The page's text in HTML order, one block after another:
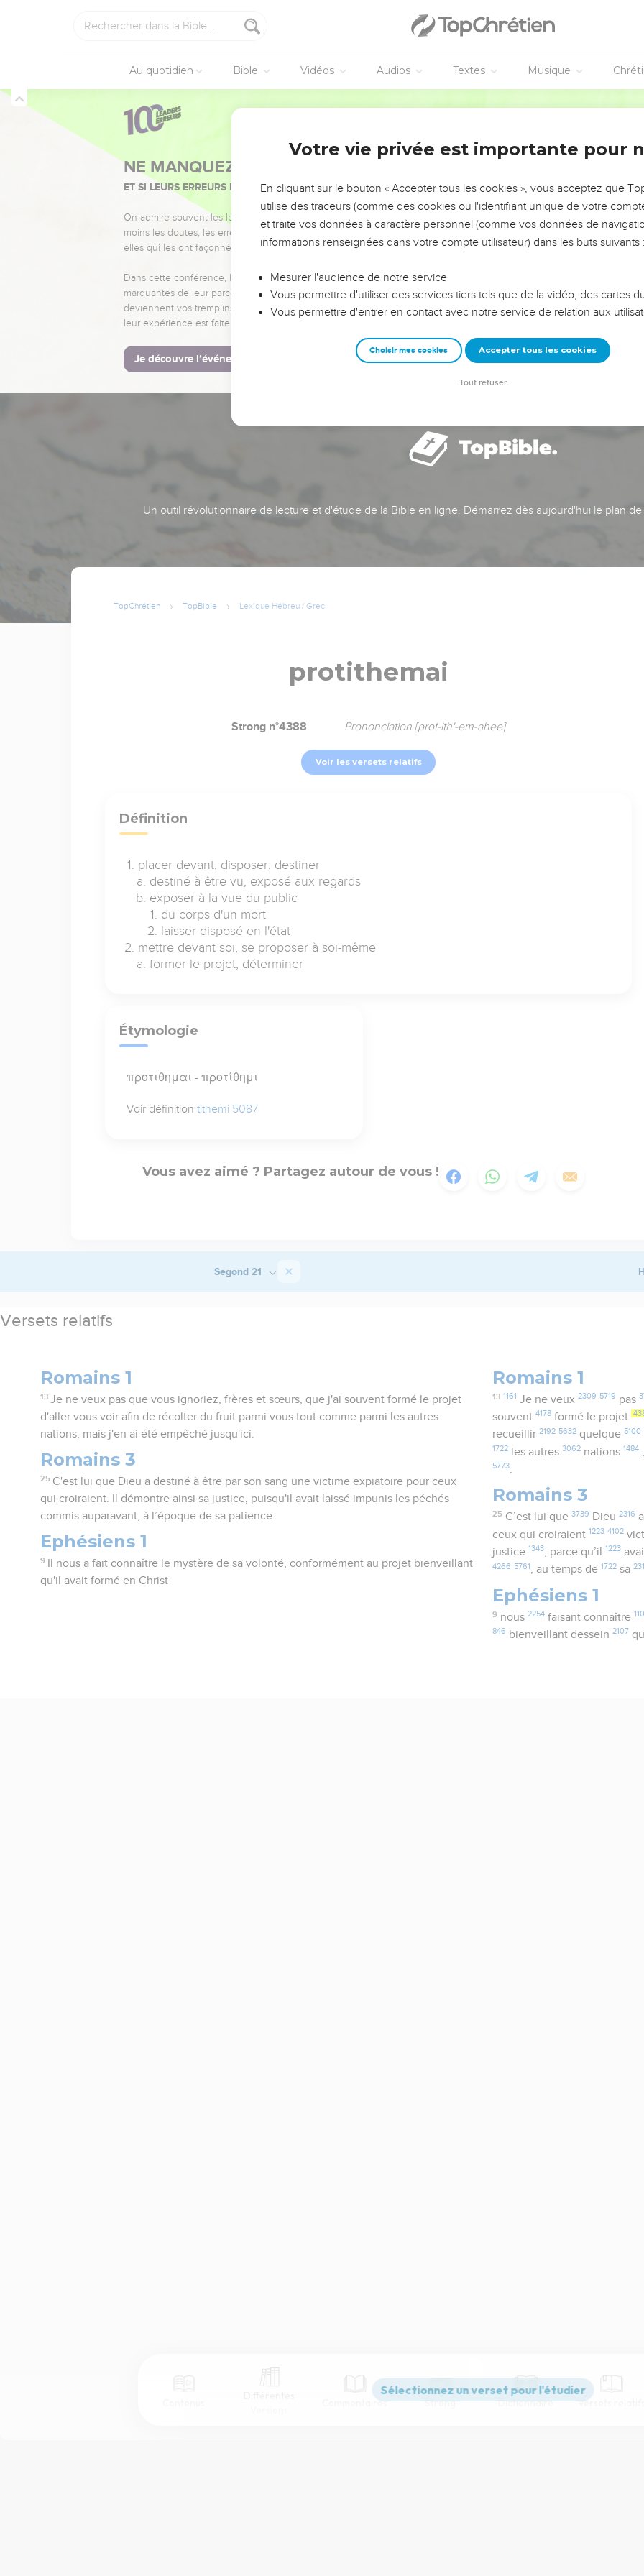
Au quotidien Bible Vidéos Audios Textes Musique
NE MANQUEZ PAS L’ÉVÉNEMENT DE L’ANNÉE !
ET SI LEURS ERREURS POUVAIENT VOUS ÉVITER LES VOTRES ?
On admire souvent les leaders pour leurs réussites, leur impact, leur foi ou leur vision. Mais on voit
moins les doutes, les erreurs et les saisons difficiles qu'ils ont traversés, alors même que ce sont
elles qui les ont façonnés.
Dans cette conférence, leaders, entrepreneurs, et responsables reviennent sur les erreurs
marquantes de leur parcours et les clés pour avancer avec plus de sagesse afin que leurs erreurs
deviennent vos tremplins. Que vous guidiez un ministère, une équipe, un groupe ou une famille,
leur expérience est faite pour vous.
Je découvre l’événement
Un outil révolutionnaire de lecture et d'étude de la Bible en ligne. Démarrez dès aujourd'hui le plan
TopChrétien TopBible Lexique Hébreu / Grec
protithemai
Strong n°4388 Prononciation [prot-ith'-em-ahee]
Voir les versets relatifs
Définition
placer devant, disposer, destiner
destiné à être vu, exposé aux regards
exposer à la vue du public
du corps d'un mort
laisser disposé en l'état
mettre devant soi, se proposer à soi-même
former le projet, déterminer
Étymologie
προτιθημαι - προτίθημι
Voir définition tithemi 5087
Vous avez aimé ? Partagez autour de vous !
Commentaires Strong Dictionnaire Versets relatifs
Segond 21
Versets relatifs
Romains 1
13 Je ne veux pas que vous ignoriez, frères et sœurs, que j'ai souvent formé le projet
d'aller vous voir afin de récolter du fruit parmi vous tout comme parmi les autres
nations, mais j'en ai été empêché jusqu'ici.
Romains 3
25 C'est lui que Dieu a destiné à être par son sang une victime expiatoire pour ceux
qui croiraient. Il démontre ainsi sa justice, puisqu'il avait laissé impunis les péchés
commis auparavant, à l’époque de sa patience.
Ephésiens 1
9
Il nous a fait connaître le mystère de sa volonté, conformément au projet bienveillant
qu'il avait formé en Christ
Romains 1
13 1161 Je ne veux 2309 5719 pas
souvent4178 formé le projet
recueillir2192 5632 quelque 5100
1722 les autres3062 nations 1484
5773.
Romains 3
25 C’est lui que 3739 Dieu 2316
ceux qui croiraient 1223 4102
justice 1343, parce qu’il 1223
4266 5761, au temps de 1722 sa
Ephésiens 1
9 nous 2254faisant connaître
846 bienveillant dessein2107
Votre vie privée est importante pour
En cliquant sur le bouton « Accepter tous les cookies », vous acceptez que
utilise des traceurs (comme des cookies ou l'identifiant unique de votre
et traite vos données à caractère personnel (comme vos données de
informations renseignées dans votre compte utilisateur) dans les buts suivants :
Mesurer l'audience de notre service
Vous permettre d'utiliser des services tiers tels que de la vidéo, des cartes
Vous permettre d'entrer en contact avec notre service de relation aux
Choisir mes cookies Accepter tous les cookies
Tout refuser